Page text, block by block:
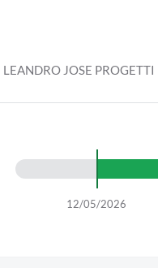
LEANDRO JOSE PROGETTI
12/05/2026